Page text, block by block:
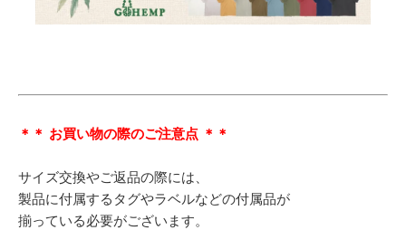
＊＊ お買い物の際のご注意点 ＊＊
サイズ交換やご返品の際には、
製品に付属するタグやラベルなどの付属品が
揃っている必要がございます。